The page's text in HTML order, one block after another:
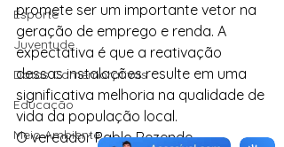
Esporte
Juventude
Datas Comemorativas
Educação
Meio Ambiente
promete ser um importante vetor na
geração de emprego e renda. A
expectativa é que a reativação
dessas instalações resulte em uma
significativa melhoria na qualidade de
vida da população local.
O vereador Pablo Rezende,